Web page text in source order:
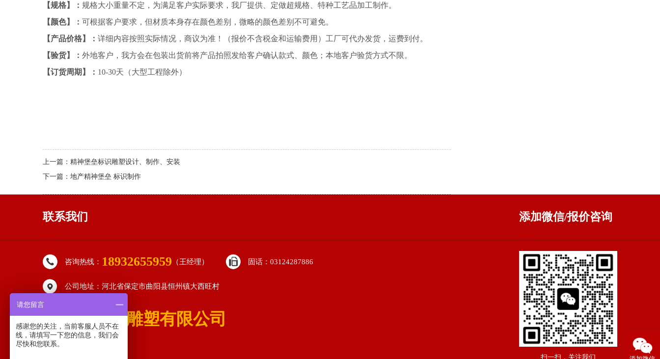
【规格】： 规格大小重量不定，为满足客户实际要求，我厂提供、定做超规格、特种工艺品加工制作。
【颜色】： 可根据客户要求，但材质本身存在颜色差别，微略的颜色差别不可避免。
【产品价格】： 详细内容按照实际情况，商议为准！（报价不含税金和运输费用）工厂可代办发货，运费到付。
【验货】： 外地客户，我方会在包装出货前将产品拍照发给客户确认款式、颜色；本地客户验货方式不限。
【订货周期】： 10-30天（大型工程除外）
上一篇： 精神堡垒标识雕塑设计、制作、安装
下一篇： 地产精神堡垒 标识制作
联系我们
咨询热线： 18932655959 （王经理） 固话：03124287886
公司地址：河北省保定市曲阳县恒州镇大西旺村
曲阳县星特雕塑有限公司
添加微信/报价咨询
扫一扫，关注我们
请您留言
感谢您的关注，当前客服人员不在
线，请填写一下您的信息，我们会
尽快和您联系。